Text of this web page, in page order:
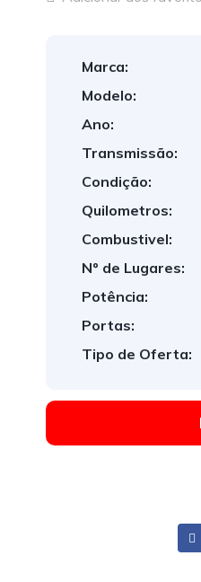
Marca:
Modelo:
Ano:
Transmissão:
Condição:
Quilometros:
Combustivel:
Nº de Lugares:
Potência:
Portas:
Tipo de Oferta: